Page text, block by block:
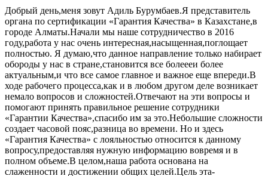
Добрый день,меня зовут Адиль Бурумбаев.Я представитель
органа по сертификации «Гарантия Качества» в Казахстане,в
городе Алматы.Начали мы наше сотрудничество в 2016
году,работа у нас очень интересная,насыщенная,поглощает
полностью. Я думаю,что данное направление только набирает
обороды у нас в стране,становится все болеееи более
актуальным,и что все самое главное и важное еще впереди.В
ходе рабочего процесса,как и в любом другом деле возникает
немало вопросов и сложностей.Отвечают на эти вопросы и
помогают принять правильное решение сотрудники
«Гарантии Качества»,спасибо им за это.Небольшие сложности
создает часовой пояс,разница во времени. Но и здесь
«Гарантия Качества» с лояльностью относится к данному
вопросу,предоставляя нужную информацию вовремя и в
полном объеме.В целом,наша работа основана на
слаженности и достижении общих целей.Цель эта-